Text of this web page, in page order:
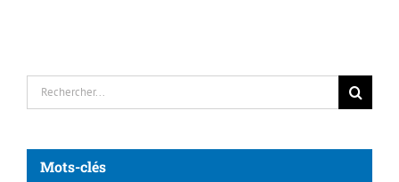
Rechercher:
Mots-clés